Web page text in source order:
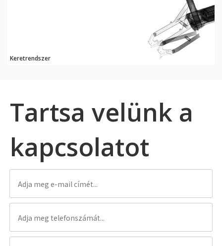
Keretrendszer
Tartsa velünk a
kapcsolatot